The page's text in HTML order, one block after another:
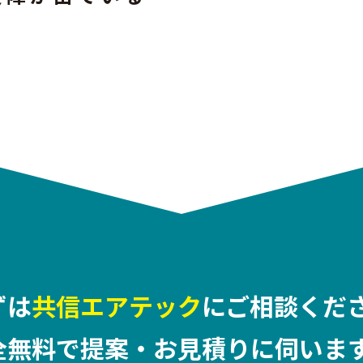
共信エアテックにご相談くだ
無料で提案・お見積りに伺いま